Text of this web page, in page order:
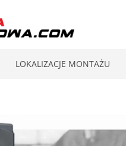
LOKALIZACJE MONTAŻU